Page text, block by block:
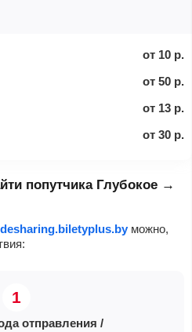
от 10 р.
от 50 р.
от 13 р.
от 30 р.
можно,
отправления /